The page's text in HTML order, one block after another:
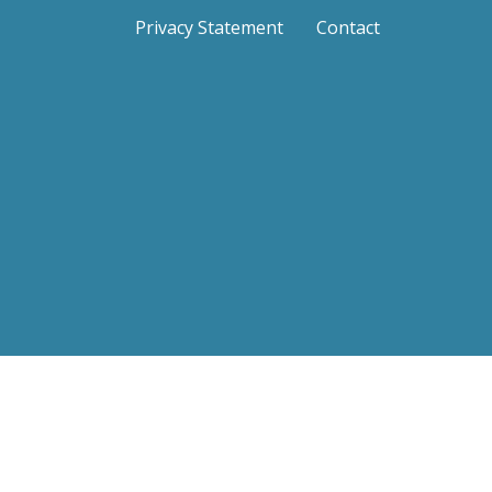
Privacy Statement Contact